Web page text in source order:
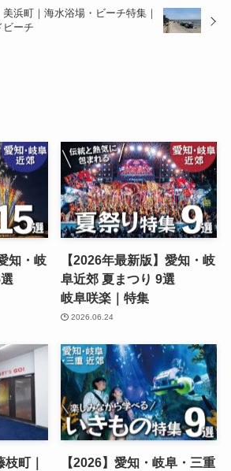
浜町｜海水浴場・ビーチ特集｜
ビーチ
知・岐
【2026年最新版】愛知・岐
阜近郊 夏まつり 9選
岐阜咲楽｜特集
2026.06.24
町｜
【2026】愛知・岐阜・三重